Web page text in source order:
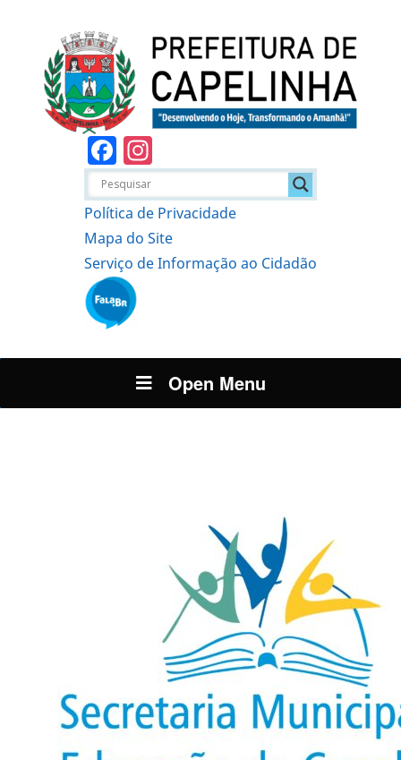
Facebook
Política de Privacidade
Mapa do Site
Serviço de Informação ao Cidadão
Open Menu